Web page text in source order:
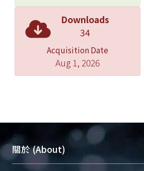
Downloads
34
Acquisition Date
Aug 1, 2026
關於 (About)